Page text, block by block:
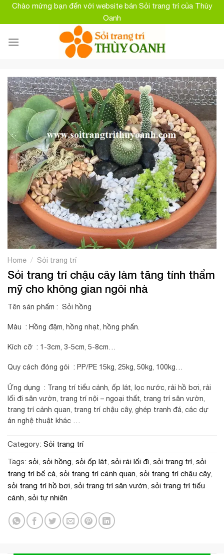
SkipChào mừng bạn đến với website bán Sỏi trang trí của Thùy
Oanh
Home / Sỏi trang trí
Sỏi trang trí chậu cây làm tăng tính thẩm
mỹ cho không gian ngôi nhà
Tên sản phẩm : Sỏi hồng
Màu : Hồng đậm, hồng nhạt, hồng phấn.
Kích cỡ : 1-3cm, 3-5cm, 5-8cm…
Quy cách đóng gói : PP/PE 15kg, 25kg, 50kg, 100kg…
Ứng dụng : Trang trí tiểu cảnh, ốp lát, lọc nước, rải hồ bơi, rải
lối đi sân vườn, trang trí nội – ngoại thất, trang trí sân vườn,
trang trí cảnh quan, trang trí chậu cây, ghép tranh đá, các dự
án nghệ thuật khác …
Category: Sỏi trang trí
Tags: sỏi, sỏi hồng, sỏi ốp lát, sỏi rải lối đi, sỏi trang trí, sỏi
trang trí bể cá, sỏi trang trí cảnh quan, sỏi trang trí chậu cây,
sỏi trang trí hồ bơi, sỏi trang trí sân vườn, sỏi trang trí tiểu
cảnh, sỏi tự nhiên